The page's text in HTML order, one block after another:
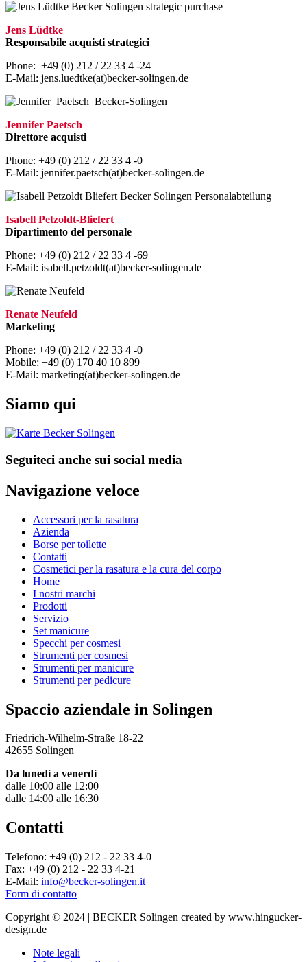
Jens Lüdtke
Responsabile acquisti strategici
Phone: +49 (0) 212 / 22 33 4 -24
E-Mail: jens.luedtke(at)becker-solingen.de
Jennifer Paetsch
Direttore acquisti
Phone: +49 (0) 212 / 22 33 4 -0
E-Mail: jennifer.paetsch(at)becker-solingen.de
Isabell Petzoldt-Bliefert
Dipartimento del personale
Phone: +49 (0) 212 / 22 33 4 -69
E-Mail: isabell.petzoldt(at)becker-solingen.de
Renate Neufeld
Marketing
Phone: +49 (0) 212 / 22 33 4 -0
Mobile: +49 (0) 170 40 10 899
E-Mail: marketing(at)becker-solingen.de
Siamo qui
Seguiteci anche sui social media
Navigazione veloce
Accessori per la rasatura
Azienda
Borse per toilette
Contatti
Cosmetici per la rasatura e la cura del corpo
Home
I nostri marchi
Prodotti
Servizio
Set manicure
Specchi per cosmesi
Strumenti per cosmesi
Strumenti per manicure
Strumenti per pedicure
Spaccio aziendale in Solingen
Friedrich-Wilhelm-Straße 18-22
42655 Solingen
Da lunedì a venerdì
dalle 10:00 alle 12:00
dalle 14:00 alle 16:30
Contatti
Telefono: +49 (0) 212 - 22 33 4-0
Fax: +49 (0) 212 - 22 33 4-21
E-Mail: info@becker-solingen.it
Form di contatto
Copyright © 2024 | BECKER Solingen created by www.hingucker-
design.de
Note legali